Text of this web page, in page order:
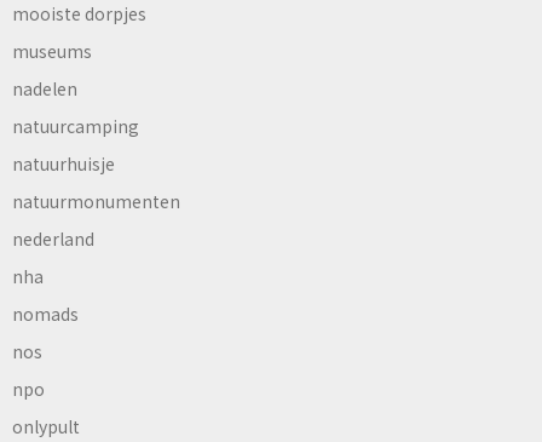
mooiste dorpjes
museums
nadelen
natuurcamping
natuurhuisje
natuurmonumenten
nederland
nha
nomads
nos
npo
onlypult